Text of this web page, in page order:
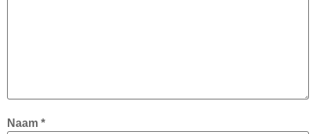
Naam *